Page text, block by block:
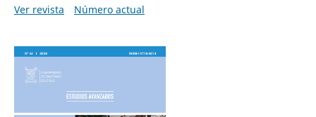
Ver revista
Número actual